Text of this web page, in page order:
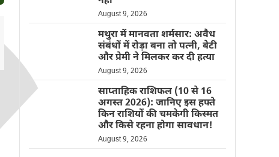
August 9, 2026
मथुरा में मानवता शर्मसार: अवैध
संबंधों में रोड़ा बना तो पत्नी, बेटी
और प्रेमी ने मिलकर कर दी हत्या
August 9, 2026
साप्ताहिक राशिफल (10 से 16
अगस्त 2026): जानिए इस हफ्ते
किन राशियों की चमकेगी किस्मत
और किसे रहना होगा सावधान!
August 9, 2026